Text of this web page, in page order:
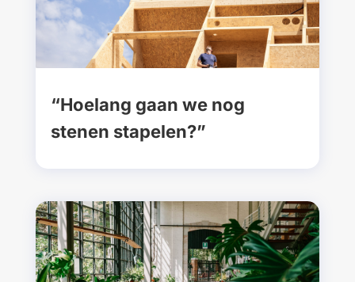
“Hoelang gaan we nog
stenen stapelen?”